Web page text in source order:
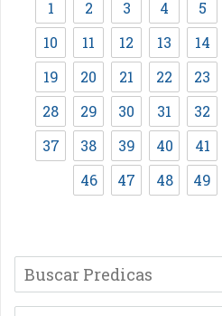
1 2 3 4 5
10
11 12 13 14
19
20 21 22 23
28
29 30 31 32
37
38 39 40 41
46
47 48 49